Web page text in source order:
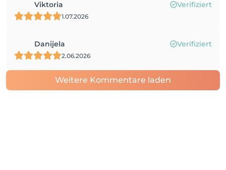
Viktoria Verifiziert
1.07.2026
Danijela Verifiziert
2.06.2026
Weitere Kommentare laden